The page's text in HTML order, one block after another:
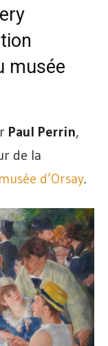
musée
Paul Perrin,
de la
musée d’Orsay.